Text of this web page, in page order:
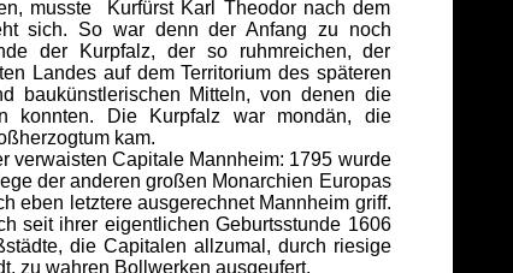
musste Kurfürst Karl Theodor nach dem
sich. So war denn der Anfang zu noch
der Kurpfalz, der so ruhmreichen, der
Landes auf dem Territorium des späteren
baukünstlerischen Mitteln, von denen die
konnten. Die Kurpfalz war mondän, die
kam.
verwaisten Capitale Mannheim: 1795 wurde
der anderen großen Monarchien Europas
eben letztere ausgerechnet Mannheim griff.
seit ihrer eigentlichen Geburtsstunde 1606
die Capitalen allzumal, durch riesige
zu wahren Bollwerken ausgeufert.